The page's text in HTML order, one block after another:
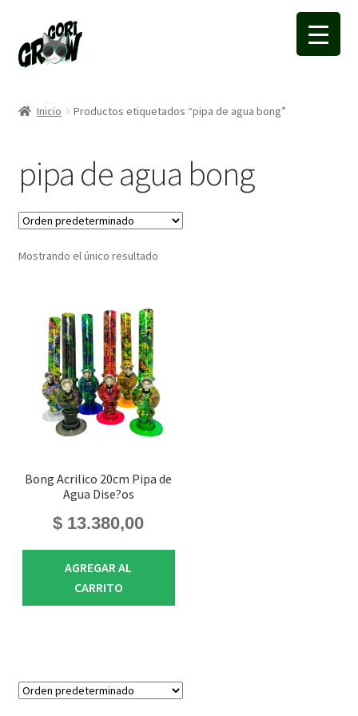
a
la
a
la
Inicio Productos etiquetados “pipa de agua bong”
pipa de agua bong
Mostrando el único resultado
Bong Acrilico 20cm Pipa de
Agua Dise?os
$ 13.380,00
AGREGAR AL
CARRITO